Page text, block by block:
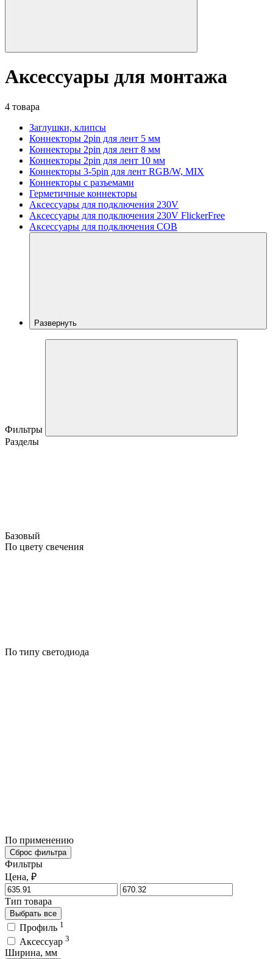
Аксессуары для монтажа
4 товара
Заглушки, клипсы
Коннекторы 2pin для лент 5 мм
Коннекторы 2pin для лент 8 мм
Коннекторы 2pin для лент 10 мм
Коннекторы 3-5pin для лент RGB/W, MIX
Коннекторы с разъемами
Герметичные коннекторы
Аксессуары для подключения 230V
Аксессуары для подключения 230V FlickerFree
Аксессуары для подключения COB
Развернуть
Фильтры
Разделы
Базовый
По цвету свечения
По типу светодиода
По применению
Сброс фильтра
Фильтры
Цена, ₽
Тип товара
Выбрать все
Профиль 1
Аксессуар 3
Ширина, мм